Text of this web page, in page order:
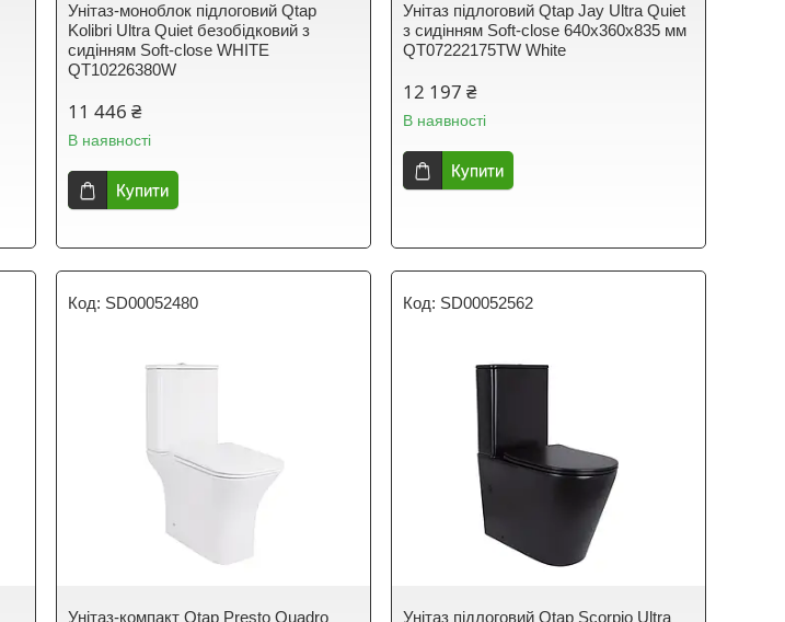
Унітаз-моноблок підлоговий Qtap
Kolibri Ultra Quiet безобідковий з
сидінням Soft-close WHITE
QT10226380W
11 446 ₴
В наявності
Купити
Унітаз підлоговий Qtap Jay Ultra Quiet
з сидінням Soft-close 640x360x835 мм
QT07222175TW White
12 197 ₴
В наявності
Купити
SD00052480
Унітаз-компакт Qtap Presto Quadro
SD00052562
Унітаз підлоговий Qtap Scorpio Ultra